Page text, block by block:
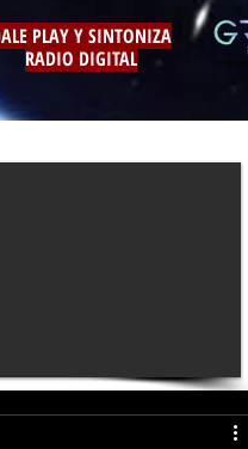
PLAY Y SINTONIZA
RADIO DIGITAL